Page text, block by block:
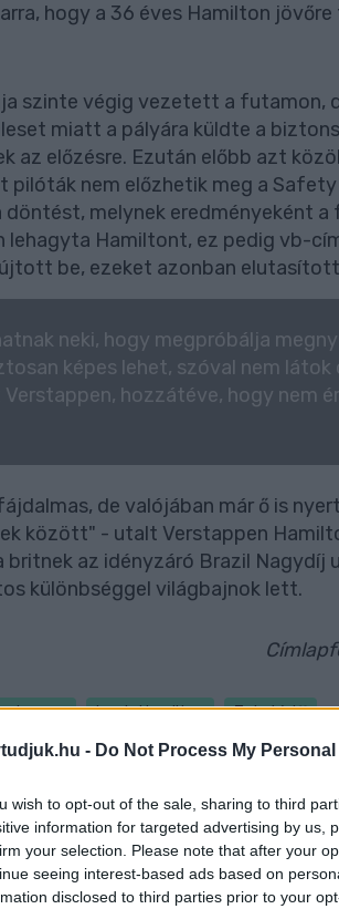
- Do Not Process My
wish to opt-out of the sale, sharing to third
information for targeted advertising by us,
your selection. Please note that after your
seeing interest-based ads based on
disclosed to third parties prior to your
hogy a 36 éves Hamilton
szinte végig vezetett a futamon,
miatt a pályára küldte a
az előzésre. Ezután előbb azt
nem előzhetik meg a Safety
melynek eredményeként a
Hamiltont, ez pedig vb-
be, ezeket azonban
neki, hogy megpróbálja
képes lehet, szóval nem látok
hozzátéve, hogy nem
de valójában már ő is
között" - utalt Verstappen
az idényzáró Brazil Nagydíj
különbséggel világbajnok lett.
Lewis Hamilton Toto Wolff